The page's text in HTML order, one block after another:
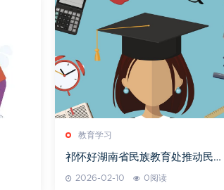
教育学习
祁怀好湖南省民族教育处推动民族
2026-02-10 0阅读